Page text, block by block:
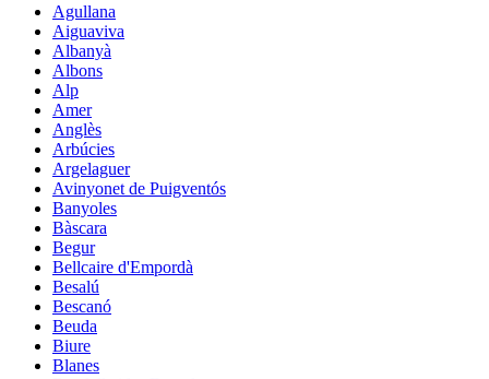
Agullana
Aiguaviva
Albanyà
Albons
Alp
Amer
Anglès
Arbúcies
Argelaguer
Avinyonet de Puigventós
Banyoles
Bàscara
Begur
Bellcaire d'Empordà
Besalú
Bescanó
Beuda
Biure
Blanes